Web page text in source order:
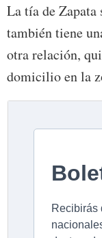
La tía de
también tiene
otra relación,
domicilio en la